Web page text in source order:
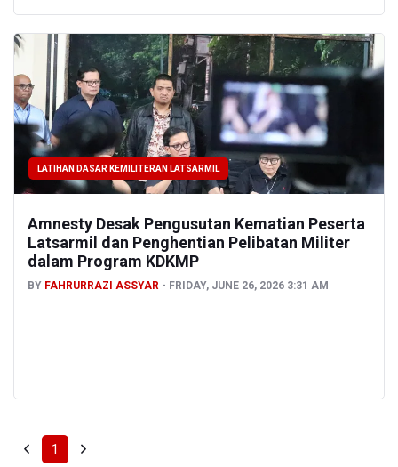
LATIHAN DASAR KEMILITERAN LATSARMIL
Amnesty Desak Pengusutan Kematian Peserta
Latsarmil dan Penghentian Pelibatan Militer
dalam Program KDKMP
BY FAHRURRAZI ASSYAR FRIDAY, JUNE 26, 2026 3:31 AM
1